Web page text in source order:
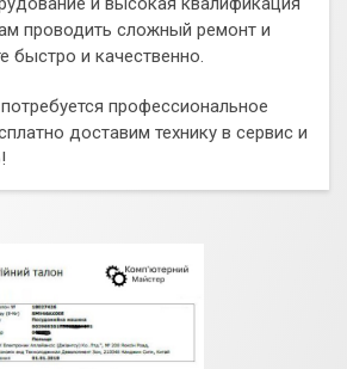
проводить сложный ремонт и
быстро и качественно.
профессиональное
доставим технику в сервис и